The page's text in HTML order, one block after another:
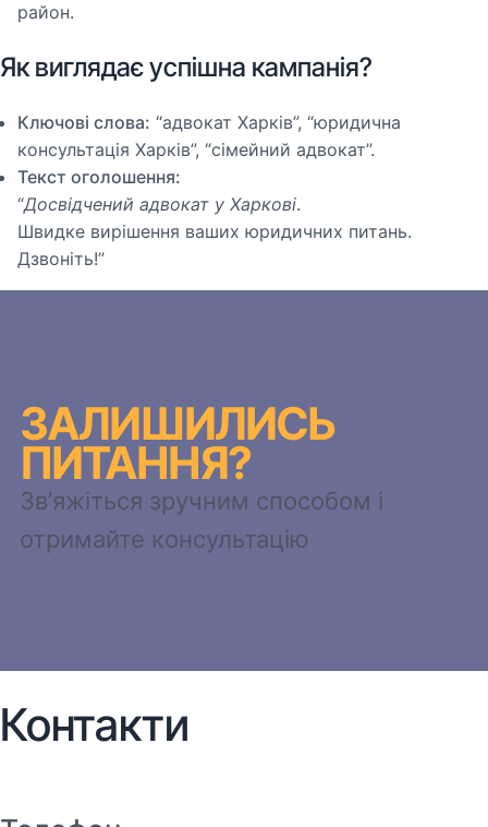
район.
Як виглядає успішна кампанія?
Ключові слова: “адвокат Харків”, “юридична
консультація Харків”, “сімейний адвокат”.
Текст оголошення:
“Досвідчений адвокат у Харкові.
Швидке вирішення ваших юридичних питань.
Дзвоніть!”
ЗАЛИШИЛИСЬ
ПИТАННЯ?
Зв’яжіться зручним способом і
отримайте консультацію
Контакти